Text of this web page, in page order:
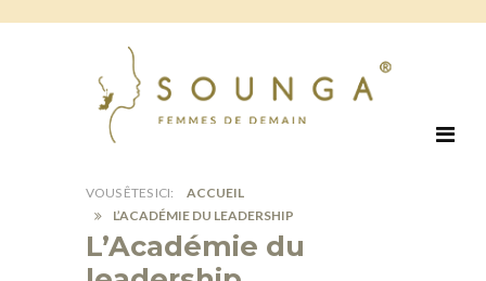
ACCUEIL
L’ACADÉMIE DU LEADERSHIP
L’Académie du